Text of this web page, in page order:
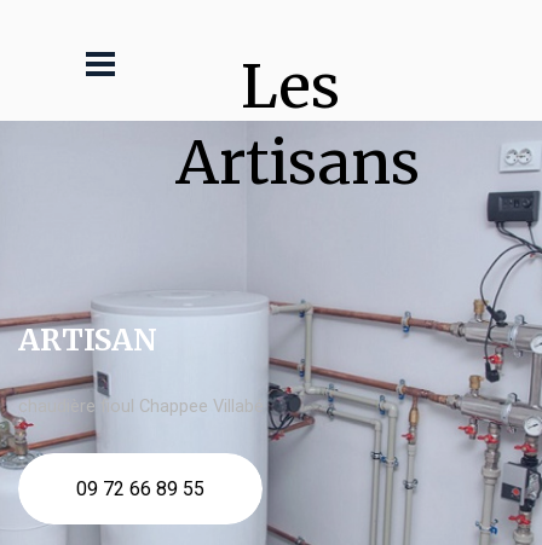
Les
Artisans
ARTISAN
chaudière fioul Chappee Villabé
09 72 66 89 55